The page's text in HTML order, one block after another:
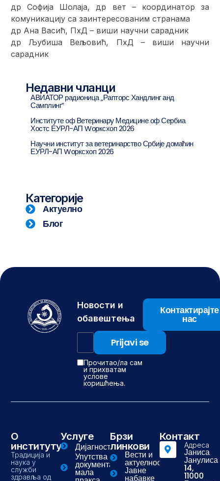
др Софија Шолаја, др вет – координатор за
комуникацију са заинтересованим странама
др Ана Васић, ПхД – виши научни сарадник
др Љубиша Вељовић, ПхД – виши научни
сарадник
Недавни чланци
АВИАТОР радионица „Рапторс Хандлинг анд
Самплинг”
Институте оф Ветеринарy Медицине оф Сербиа
Хостс ЕУРЛ-АП Wорксхоп 2026
Научни институт за ветеринарство Србије домаћин
ЕУРЛ-АП Wорксхоп 2026
Категорије
Актуелно
Блог
Новости и
обавештења
Прочитао/ла сам
и прихватам
услове
коришћења.
Контактирајте
нас
О
институту
Традиција и
наука у
служби
здравља од
Услуге
Дијагностика
Упутства и
документа-
мала
Брзи
линкови
Вести и
актуелности
Јавне
набавке
Контакт
Адреса
Јаниса
Јанулиса
14,
11000